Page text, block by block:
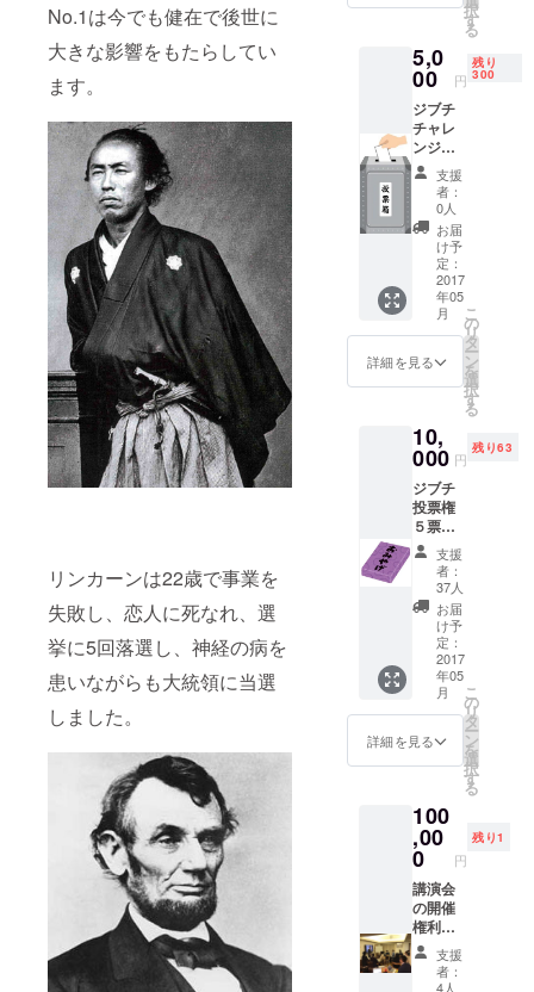
No.1は今でも健在で後世に
大きな影響をもたらしてい
ます。
リンカーンは22歳で事業を
失敗し、恋人に死なれ、選
挙に5回落選し、神経の病を
患いながらも大統領に当選
しました。
けた一
セージ
ビデオ
※ジブチ
チャレ
ンジ投
票権と
は？ 今
回ジブ
チでダ
ウン
ジャ
ケット
を販売
すると
いう一
見不可
能なこ
人の
侍。そ
の侍を
応援す
る意味
で投票
してい
ただき
ます。
最も多
くの票
を獲得
したグ
ループ
はジブ
チで収
録する
り、あ
なたへ
オリジ
ナル
メッ
セージ
をお届
けしま
す。あ
択
す
る
5,0
00 円
残り
300
ジブチ
チャレ
ンジ投
票権２
票、読
むと思
わず勇
気がわ
くジブ
チ報告
書、ジ
ブチで
収録し
たあな
たに向
けた一
セージ
ビデオ
※ジブチ
チャレ
ンジ投
票権と
は？ 今
回ジブ
チでダ
ウン
ジャ
ケット
を販売
すると
いう一
見不可
能なこ
人の
侍。そ
の侍を
応援す
る意味
で投票
してい
ただき
ます。
最も多
支援
者：
0人
お届
け予
定：
2017
年05
月
詳細を見る
こ
の
リ
タ
ー
ン
を
選
択
す
る
10,
000 円
残り63
ジブチ
投票権
５票、
ジブチ
のお土
産（あ
なたの
名前入
り）、
ジブチ
で収録
したあ
なたに
向けた
スペ
シャル
セージ
ビデ
オ、読
むと思
わず勇
気がわ
くジブ
チ報告
書 ※ジ
ブチ
支援
者：
37人
お届
け予
定：
2017
年05
月
詳細を見る
こ
の
リ
タ
ー
ン
を
選
択
す
る
100
,00
0 円
残り1
講演会
の開催
権利
（ジブ
チで
チャレ
支援
者：
4人